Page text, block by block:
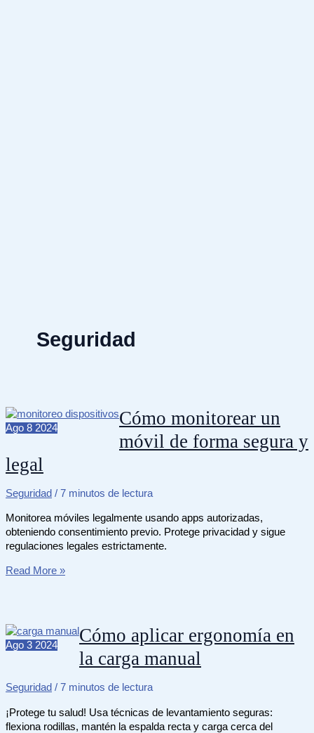
Seguridad
Ago 8 2024
Cómo monitorear un
móvil de forma segura y
legal
Seguridad / 7 minutos de lectura
Monitorea móviles legalmente usando apps autorizadas,
obteniendo consentimiento previo. Protege privacidad y sigue
regulaciones legales estrictamente.
Cómo
de
forma
segura
legal
Read More »
Ago 3 2024
Cómo aplicar ergonomía en
la carga manual
Seguridad / 7 minutos de lectura
¡Protege tu salud! Usa técnicas de levantamiento seguras:
flexiona rodillas, mantén la espalda recta y carga cerca del